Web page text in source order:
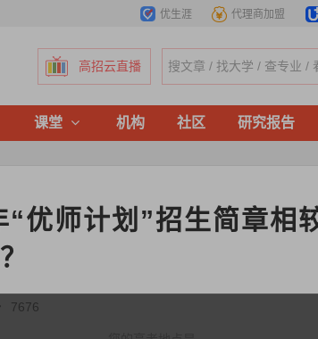
代理商加盟
优生涯
高招云直播
课堂 机构 社区 研究报告
优师计划”招生简章相
7676